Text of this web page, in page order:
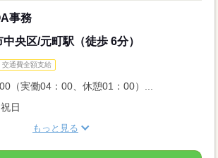
事務
央区/元町駅（徒歩 6分）
交通費全額支給
（実働04：00、休憩01：00）...
日
もっと見る